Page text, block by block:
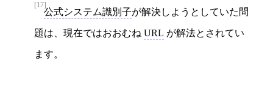
[17]
公式システム識別子が解決しようとしていた問
題は、現在ではおおむね URL が解法とされてい
ます。